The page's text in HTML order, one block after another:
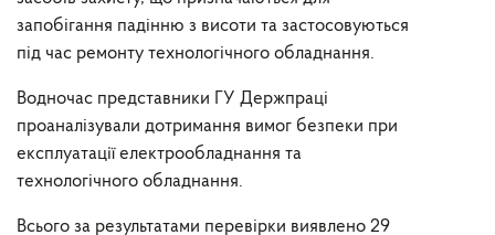
запобігання падінню з висоти та застосовуються
під час ремонту технологічного обладнання.
Водночас представники ГУ Держпраці
проаналізували дотримання вимог безпеки при
експлуатації електрообладнання та
технологічного обладнання.
Всього за результатами перевірки виявлено 29